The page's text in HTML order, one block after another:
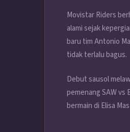
Movistar Riders
alami sejak
baru tim Antonio
tidak terlalu bagus.
Debut sausol
pemenang SAW vs
bermain di Elisa